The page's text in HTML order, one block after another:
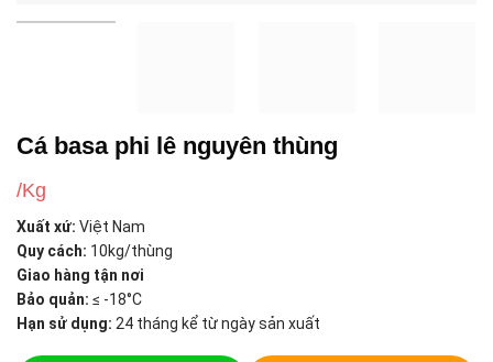
Cá basa phi lê nguyên thùng
/Kg
Xuất xứ: Việt Nam
Quy cách: 10kg/thùng
Giao hàng tận nơi
Bảo quản: ≤ -18°C
Hạn sử dụng: 24 tháng kể từ ngày sản xuất